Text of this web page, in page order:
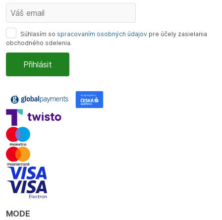
Súhlasím so spracovaním osobných údajov pre účely zasielania
obchodného sdelenia.
MODE